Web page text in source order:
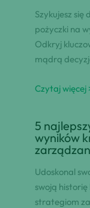
Szykujesz się
pożyczki na
Odkryj
mądrą
Czytaj więcej
5
wyników
Udoskonal
swoją
strategiom